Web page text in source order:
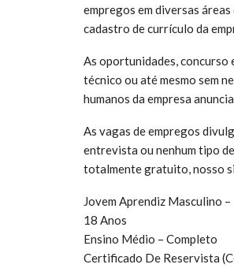
empregos em diversas
cadastro de currículo da
As oportunidades, concurso
técnico ou até mesmo sem
humanos da empresa
As vagas de empregos
entrevista ou nenhum tipo
totalmente gratuito, nosso
Jovem Aprendiz Masculino
18 Anos
Ensino Médio – Completo
Certificado De Reservista